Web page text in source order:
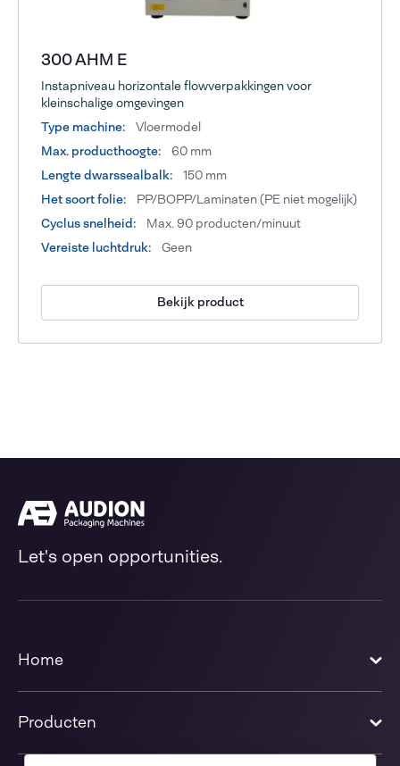
300 AHM E
Instapniveau horizontale flowverpakkingen voor
kleinschalige omgevingen
Type machine:
Vloermodel
Max. producthoogte:
60 mm
Lengte dwarssealbalk:
150 mm
Het soort folie:
PP/BOPP/Laminaten (PE niet mogelijk)
Cyclus snelheid:
Max. 90 producten/minuut
Vereiste luchtdruk:
Geen
Bekijk product
Let's open opportunities.
Home
Producten